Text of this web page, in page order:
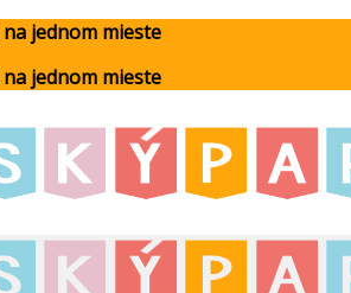
jednom mieste
jednom mieste